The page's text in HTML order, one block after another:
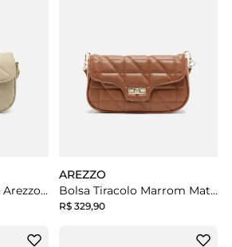
Bolsa Tiracolo Bege Arezzo Pequena Matelassê
AREZZO
Bolsa Tiracolo Marrom Matelassê Média
R$ 329,90